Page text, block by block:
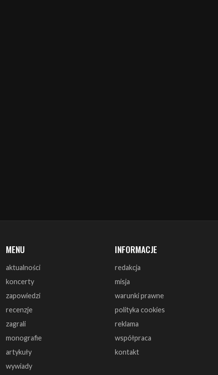
MENU
aktualności
koncerty
zapowiedzi
recenzje
zagrali
monografie
artykuły
wywiady
INFORMACJE
redakcja
misja
warunki prawne
polityka cookies
reklama
współpraca
kontakt